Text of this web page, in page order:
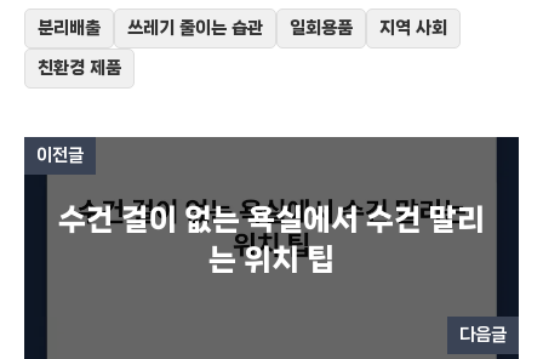
분리배출 쓰레기 줄이는 습관 일회용품 지역 사회
친환경 제품
이전글
수건 걸이 없는 욕실에서 수건 말리
는 위치 팁
다음글